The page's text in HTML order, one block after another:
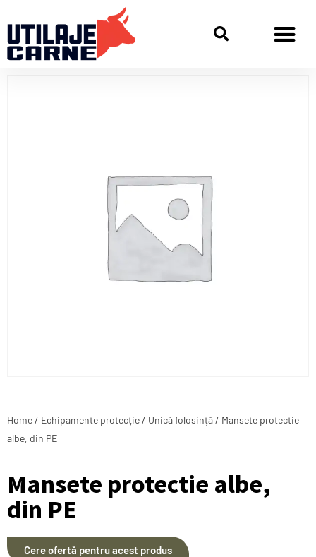
Home / Echipamente protecție / Unică folosință / Mansete protectie
albe, din PE
Mansete protectie albe,
din PE
Cere ofertă pentru acest produs